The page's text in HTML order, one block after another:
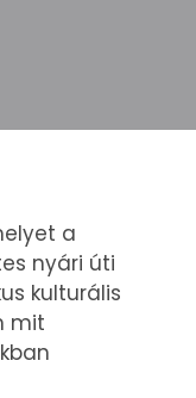
a
nyári úti
kulturális
mit